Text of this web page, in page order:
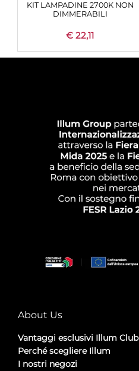
KIT LAMPADINE 2700K NON
DIMMERABILI
€ 22,11
About Us
Vantaggi esclusivi Illum Club
Perché scegliere Illum
I nostri negozi